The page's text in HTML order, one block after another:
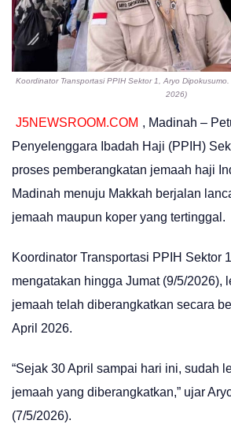
Koordinator Transportasi PPIH Sektor 1, Aryo
2026)
J5NEWSROOM.COM , Madinah –
Penyelenggara Ibadah Haji (PPIH)
proses pemberangkatan jemaah haji
Madinah menuju Makkah berjalan
jemaah maupun koper yang tertinggal.
Koordinator Transportasi PPIH Sektor
mengatakan hingga Jumat (9/5/2026),
jemaah telah diberangkatkan secara
April 2026.
“Sejak 30 April sampai hari ini, sudah
jemaah yang diberangkatkan,” ujar
(7/5/2026).